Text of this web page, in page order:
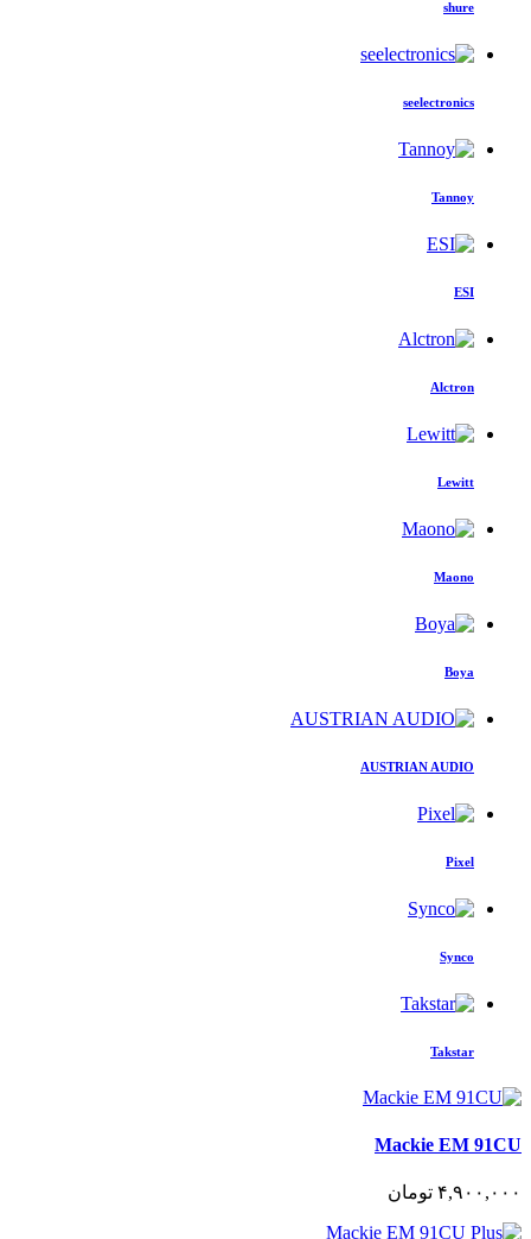
shure
seelectronics
Tannoy
ESI
Alctron
Lewitt
Maono
Boya
AUSTRIAN AUDIO
Pixel
Synco
Takstar
Mackie EM 91CU
۴,٩٠٠,٠٠٠ تومان